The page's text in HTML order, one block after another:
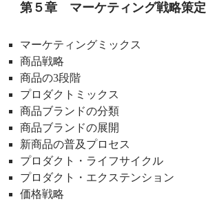
第５章 マーケティング戦略策定
マーケティングミックス
商品戦略
商品の3段階
プロダクトミックス
商品ブランドの分類
商品ブランドの展開
新商品の普及プロセス
プロダクト・ライフサイクル
プロダクト・エクステンション
価格戦略